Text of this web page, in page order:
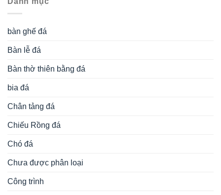
bàn ghế đá
Bàn lễ đá
Bàn thờ thiên bằng đá
bia đá
Chân tảng đá
Chiếu Rồng đá
Chó đá
Chưa được phân loại
Công trình